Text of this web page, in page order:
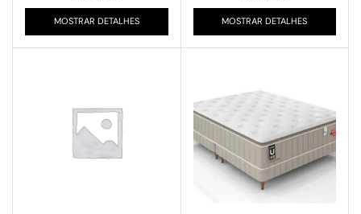
MOSTRAR DETALHES MOSTRAR DETALHES